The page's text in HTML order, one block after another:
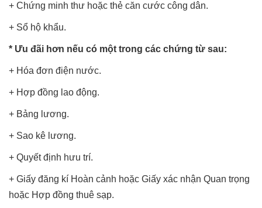
+ Chứng minh thư hoặc thẻ căn cước công dân.
+ Sổ hộ khẩu.
* Ưu đãi hơn nếu có một trong các chứng từ sau:
+ Hóa đơn điện nước.
+ Hợp đồng lao động.
+ Bảng lương.
+ Sao kê lương.
+ Quyết định hưu trí.
+ Giấy đăng kí Hoàn cảnh hoặc Giấy xác nhận Quan trọng
hoặc Hợp đồng thuê sạp.